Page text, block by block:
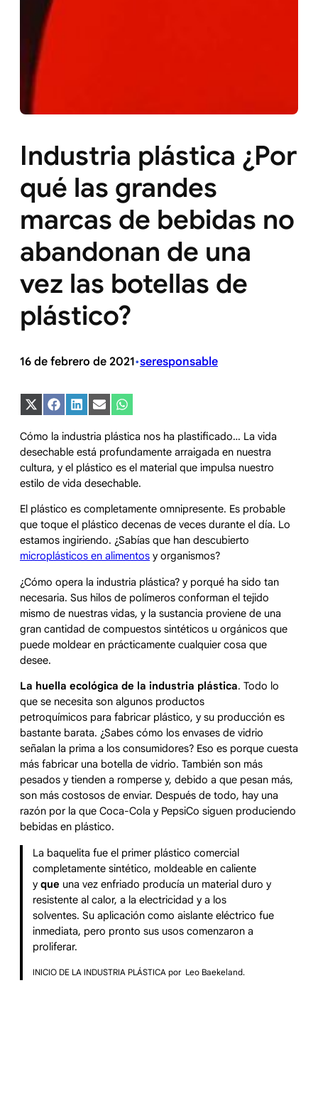
Industria plástica ¿Por
qué las grandes
marcas de bebidas no
abandonan de una
vez las botellas de
plástico?
16 de febrero de 2021•seresponsable
Compartir
en
(Twitter)
Compartir
en
Compartir
en
Compartir
en
Compartir
en
Cómo la industria plástica nos ha plastificado… La vida
desechable está profundamente arraigada en nuestra
cultura, y el plástico es el material que impulsa nuestro
estilo de vida desechable.
El plástico es completamente omnipresente. Es probable
que toque el plástico decenas de veces durante el día. Lo
estamos ingiriendo. ¿Sabías que han descubierto
microplásticos en alimentos y organismos?
¿Cómo opera la industria plástica? y porqué ha sido tan
necesaria. Sus hilos de polímeros conforman el tejido
mismo de nuestras vidas, y la sustancia proviene de una
gran cantidad de compuestos sintéticos u orgánicos que
puede moldear en prácticamente cualquier cosa que
desee.
La huella ecológica de la industria plástica. Todo lo
que se necesita son algunos productos
petroquímicos para fabricar plástico, y su producción es
bastante barata. ¿Sabes cómo los envases de vidrio
señalan la prima a los consumidores? Eso es porque cuesta
más fabricar una botella de vidrio. También son más
pesados ​​y tienden a romperse y, debido a que pesan más,
son más costosos de enviar. Después de todo, hay una
razón por la que Coca-Cola y PepsiCo siguen produciendo
bebidas en plástico.
La baquelita fue el primer plástico comercial
completamente sintético, moldeable en caliente
yque una vez enfriado producía un material duro y
resistente al calor, a la electricidad y a los
solventes. Su aplicación como aislante eléctrico fue
inmediata, pero pronto sus usos comenzaron a
proliferar.
INICIO DE LA INDUSTRIA PLÁSTICA por Leo Baekeland.